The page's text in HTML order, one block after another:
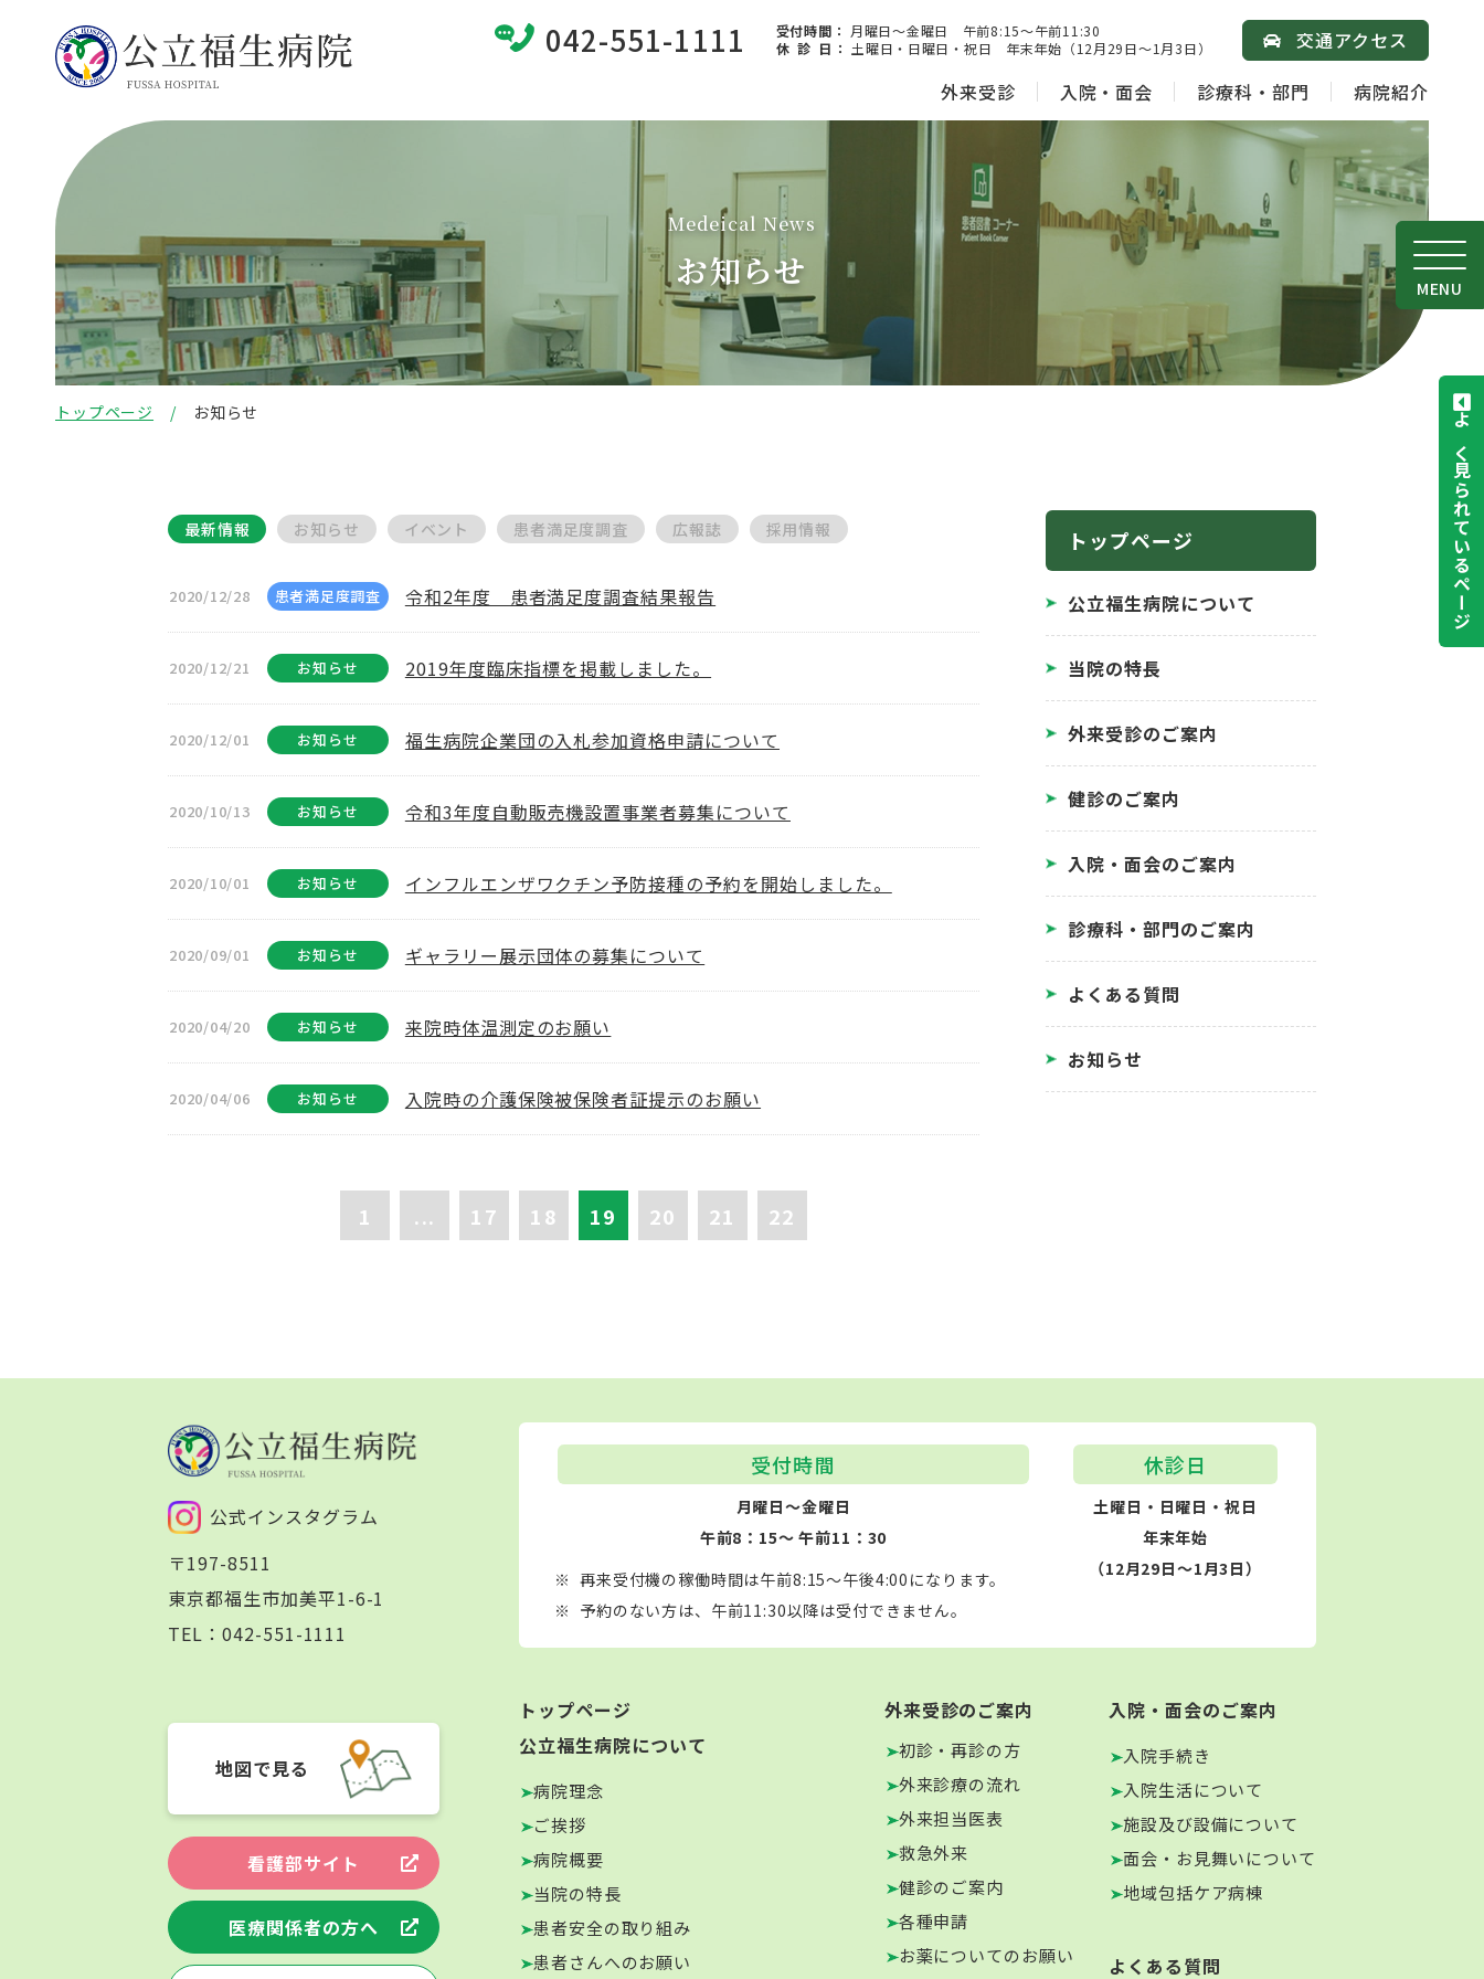
042-551-1111 受付時間： 月曜日～金曜日 午前8:15～午前11:30
休 診 日 ： 土曜日・日曜日・祝日 年末年始（12月29日～1月3日）
交通アクセス
外来受診
入院・面会 診療科・部門 病院紹介
MENU
よく見られているページ
Medeical News
お知らせ
トップページ お知らせ
最新情報 お知らせ イベント 患者満足度調査 広報誌 採用情報
2020/12/28 患者満足度調査 令和2年度 患者満足度調査結果報告
2020/12/21 お知らせ 2019年度臨床指標を掲載しました。
2020/12/01 お知らせ 福生病院企業団の入札参加資格申請について
2020/10/13 お知らせ 令和3年度自動販売機設置事業者募集について
2020/10/01 お知らせ インフルエンザワクチン予防接種の予約を開始しました。
2020/09/01 お知らせ ギャラリー展示団体の募集について
2020/04/20 お知らせ 来院時体温測定のお願い
2020/04/06 お知らせ 入院時の介護保険被保険者証提示のお願い
1 ... 17 18 19 20 21 22
トップページ
公立福生病院について
当院の特長
外来受診のご案内
健診のご案内
入院・面会のご案内
診療科・部門のご案内
よくある質問
お知らせ
公式インスタグラム
〒197-8511
東京都福生市加美平1-6-1
TEL： 042-551-1111
地図で見る
看護部サイト
医療関係者の方へ
受付時間
月曜日～金曜日
午前8：15～ 午前11：30
再来受付機の稼働時間は午前8:15～午後4:00になります。
予約のない方は、午前11:30以降は受付できません。
休診日
土曜日・日曜日・祝日
年末年始
（12月29日～1月3日）
トップページ
公立福生病院について
病院理念
ご挨拶
病院概要
当院の特長
患者安全の取り組み
患者さんへのお願い
外来受診のご案内
初診・再診の方
外来診療の流れ
外来担当医表
救急外来
健診のご案内
各種申請
お薬についてのお願い
入院・面会のご案内
入院手続き
入院生活について
施設及び設備について
面会・お見舞いについて
地域包括ケア病棟
よくある質問